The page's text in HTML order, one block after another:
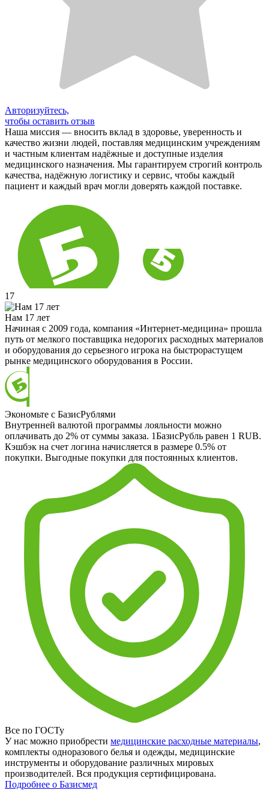
Авторизуйтесь,
чтобы оставить отзыв
Наша миссия — вносить вклад в здоровье, уверенность и
качество жизни людей, поставляя медицинским учреждениям
и частным клиентам надёжные и доступные изделия
медицинского назначения. Мы гарантируем строгий контроль
качества, надёжную логистику и сервис, чтобы каждый
пациент и каждый врач могли доверять каждой поставке.
17
Нам 17 лет
Начиная с 2009 года, компания «Интернет-медицина» прошла
путь от мелкого поставщика недорогих расходных материалов
и оборудования до серьезного игрока на быстрорастущем
рынке медицинского оборудования в России.
Экономьте с БазисРублями
Внутренней валютой программы лояльности можно
оплачивать до 2% от суммы заказа. 1БазисРубль равен 1 RUB.
Кэшбэк на счет логина начисляется в размере 0.5% от
покупки. Выгодные покупки для постоянных клиентов.
Все по ГОСТу
У нас можно приобрести медицинские расходные материалы,
комплекты одноразового белья и одежды, медицинские
инструменты и оборудование различных мировых
производителей. Вся продукция сертифицирована.
Подробнее о Базисмед